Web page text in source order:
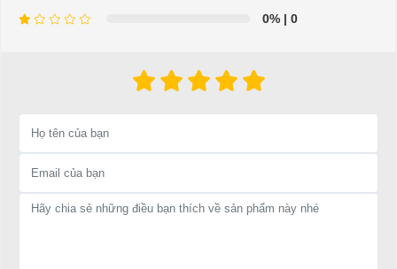
Để được tư vấn thêm về cách sử dụng xe ô tô điện để tăng tuổi thọ
cho xe hoặc có vấn đề gì cần được hỗ trợ, quý khách vui lòng liên
LIÊN HỆ CÔNG TY:
Đại Cường
0% | 0